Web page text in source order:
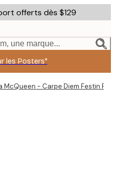
offerts dès $129
une marque...
les Posters*
McQueen - Carpe Diem Festin